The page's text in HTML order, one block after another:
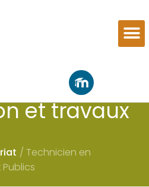
et travaux
/ Technicien en